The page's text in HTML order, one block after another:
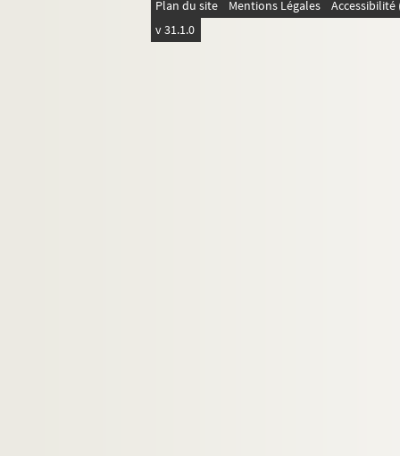
Plan du site Mentions Légales
v 31.1.0